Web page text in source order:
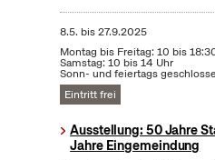
8.5. bis27.9.2025
Montag bis Freitag: 10 bis
Samstag: 10 bis 14 Uhr
Sonn- und feiertags
Eintritt frei
Ausstellung: 50 Jahre
Jahre Eingemeindung